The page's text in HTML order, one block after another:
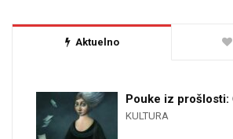
Aktuelno
Pouke iz prošlosti:
KULTURA